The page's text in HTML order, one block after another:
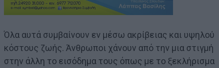
Όλα αυτά συμβαίνουν εν μέσω ακρίβειας και υψηλού
κόστους ζωής. Άνθρωποι χάνουν από την μια στιγμή
στην άλλη το εισόδημα τους όπως με το ξεκλήρισμα